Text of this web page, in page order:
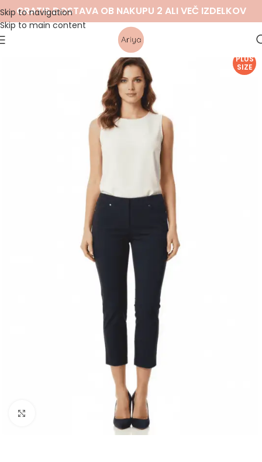
Skip to navigation
Skip to main content
GRATIS DOSTAVA OB NAKUPU 2 ALI VEČ IZDELKOV
PLUS
SIZE